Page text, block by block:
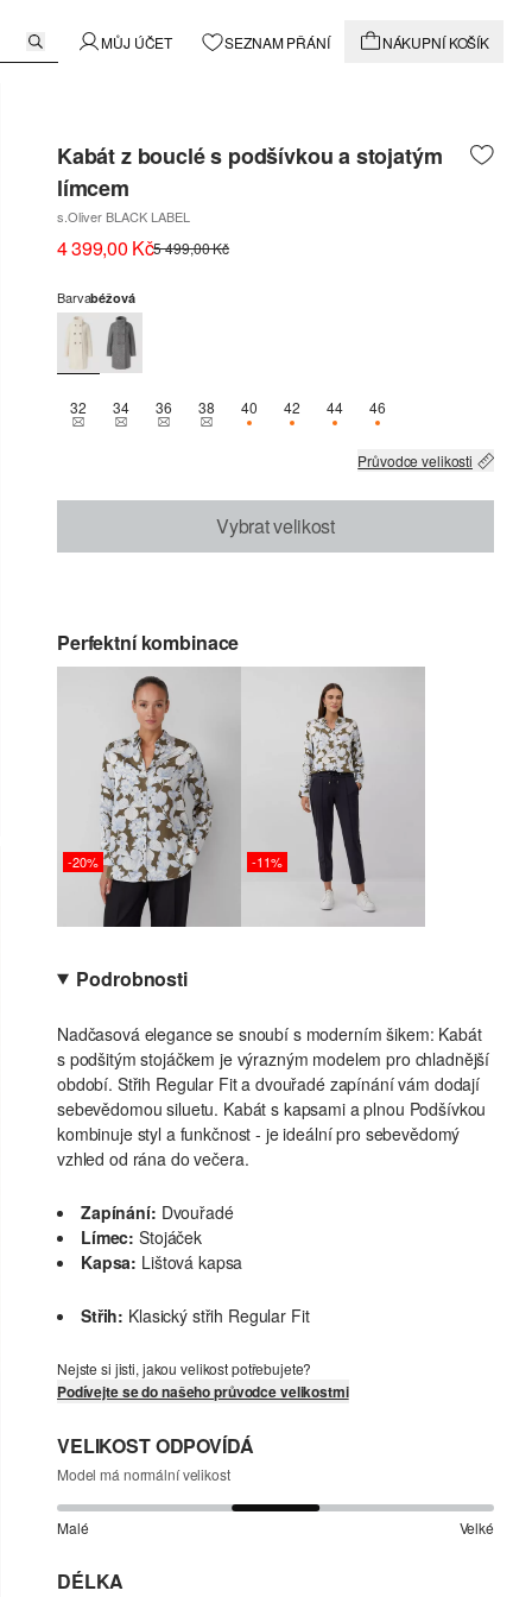
MŮJ ÚČET SEZNAM PŘÁNÍ NÁKUPNÍ KOŠÍK
Kabát z bouclé s podšívkou a stojatým
límcem
s.Oliver BLACK LABEL
4 399,00 Kč5 499,00 Kč
Barvabéžová
32THIS SIZE IS CURRENTLY OUT OF STOCK
34THIS SIZE IS CURRENTLY OUT OF STOCK
36THIS SIZE IS CURRENTLY OUT OF STOCK
38THIS SIZE IS CURRENTLY OUT OF STOCK
40K DISPOZICI POUZE 1
42K DISPOZICI POUZE 3
44K DISPOZICI POUZE 2
46K DISPOZICI POUZE 2
Průvodce velikosti
Vybrat velikost
Perfektní kombinace
-20% -11%
Podrobnosti
Nadčasová elegance se snoubí s moderním šikem: Kabát
s podšitým stojáčkem je výrazným modelem pro chladnější
období. Střih Regular Fit a dvouřadé zapínání vám dodají
sebevědomou siluetu. Kabát s kapsami a plnou Podšívkou
kombinuje styl a funkčnost - je ideální pro sebevědomý
vzhled od rána do večera.
Zapínání: Dvouřadé
Límec: Stojáček
Kapsa: Lištová kapsa
Střih: Klasický střih Regular Fit
Nejste si jisti, jakou velikost potřebujete?
Podívejte se do našeho průvodce velikostmi
VELIKOST ODPOVÍDÁ
Model má normální velikost
Malé Velké
DÉLKA